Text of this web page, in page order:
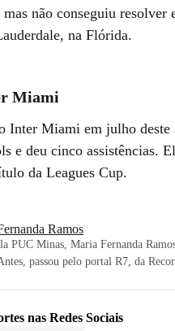
não conseguiu
na Flórida.
Miami
Inter Miami em julho
e deu cinco assistências.
da Leagues Cup.
Ramos
PUC Minas, Maria Fernanda
passou pelo portal R7, da
nas Redes Sociais